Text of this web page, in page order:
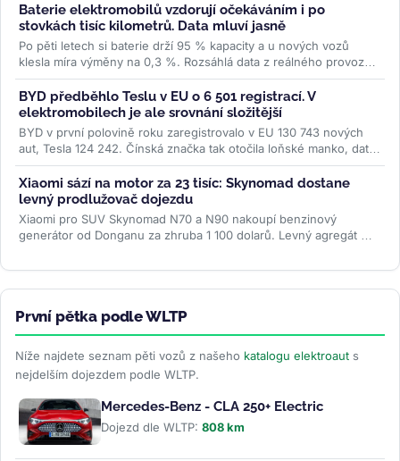
Baterie elektromobilů vzdorují očekáváním i po
stovkách tisíc kilometrů. Data mluví jasně
Po pěti letech si baterie drží 95 % kapacity a u nových vozů
klesla míra výměny na 0,3 %. Rozsáhlá data z reálného provozu
boří mýty,...>>
BYD předběhlo Teslu v EU o 6 501 registrací. V
elektromobilech je ale srovnání složitější
BYD v první polovině roku zaregistrovalo v EU 130 743 nových
aut, Tesla 124 242. Čínská značka tak otočila loňské manko, data
ACEA ale...>>
Xiaomi sází na motor za 23 tisíc: Skynomad dostane
levný prodlužovač dojezdu
Xiaomi pro SUV Skynomad N70 a N90 nakoupí benzinový
generátor od Donganu za zhruba 1 100 dolarů. Levný agregát má
První pětka podle WLTP
Níže najdete seznam pěti vozů z našeho katalogu elektroaut s
nejdelším dojezdem podle WLTP.
Mercedes-Benz - CLA 250+ Electric
Dojezd dle WLTP: 808 km